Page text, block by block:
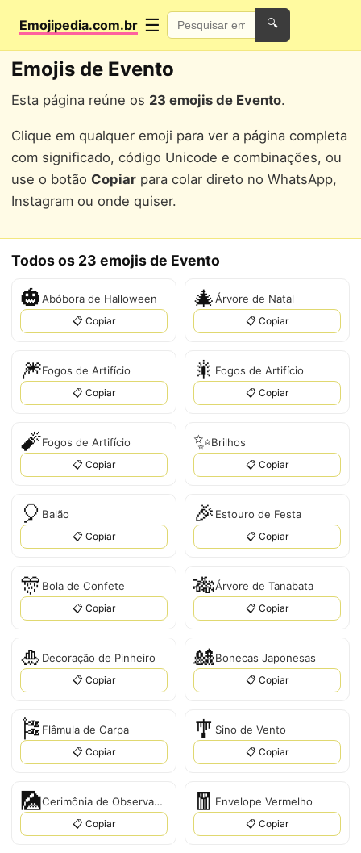
Emojipedia.com.br ☰ 🔍
Emojis de Evento
Esta página reúne os 23 emojis de Evento.
Clique em qualquer emoji para ver a página completa
com significado, código Unicode e combinações, ou
use o botão Copiar para colar direto no WhatsApp,
Instagram ou onde quiser.
Todos os 23 emojis de Evento
🎃Abóbora de Halloween
📋 Copiar
🎄Árvore de Natal
📋 Copiar
🎆Fogos de Artifício
📋 Copiar
🎇 Fogos de Artifício
📋 Copiar
🧨Fogos de Artifício
📋 Copiar
✨Brilhos
📋 Copiar
🎈 Balão
📋 Copiar
🎉 Estouro de Festa
📋 Copiar
🎊 Bola de Confete
📋 Copiar
🎋Árvore de Tanabata
📋 Copiar
🎍 Decoração de Pinheiro
📋 Copiar
🎎Bonecas Japonesas
📋 Copiar
🎏 Flâmula de Carpa
📋 Copiar
🎐 Sino de Vento
📋 Copiar
🎑 Cerimônia de Observação da Lua
📋 Copiar
🧧 Envelope Vermelho
📋 Copiar